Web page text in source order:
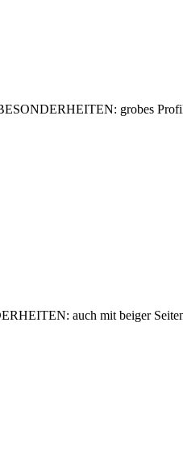
grobes
auch mit beiger